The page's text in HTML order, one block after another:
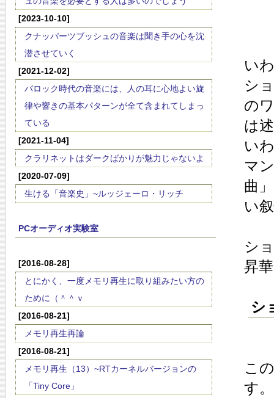
[2023-10-10]
クナッパーツブッシュの音楽は聞き手の心を沈
潜させていく
[2021-12-02]
バロック時代の音楽には、人の耳に心地よい旋
律や響きの基本パターンが全て含まれてしまっ
ている
[2021-11-04]
クラリネットはダークばかりが魅力じゃないよ
[2020-07-09]
生ける「音楽史」~ルッジェーロ・リッチ
PCオーディオ実験室
[2016-08-28]
とにかく、一度メモリ再生に取り組みたい方の
ために（＾＾ｖ
[2016-08-21]
メモリ再生再論
[2016-08-21]
メモリ再生（13）~RTカーネルバージョンの
「Tiny Core」
い
シ
の
は
い
マ
曲
い
シ
昇
シ
こ
す